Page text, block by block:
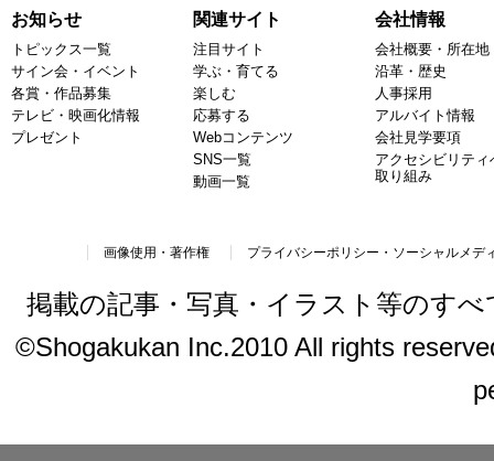
お知らせ
トピックス一覧
サイン会・イベント
各賞・作品募集
テレビ・映画化情報
プレゼント
関連サイト
注目サイト
学ぶ・育てる
楽しむ
応募する
Webコンテンツ
SNS一覧
動画一覧
会社情報
会社概要・所在地
沿革・歴史
人事採用
アルバイト情報
会社見学要項
アクセシビリティ
取り組み
画像使用・著作権 プライバシーポリシー・ソーシャルメデ
掲載の記事・写真・イラスト等のす
©Shogakukan Inc.2010 All rights